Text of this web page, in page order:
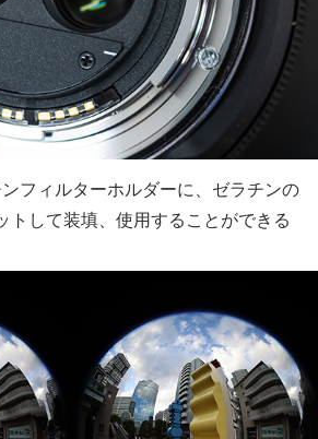
フィルターホルダーに、ゼラチンの
トして装填、使用することができる